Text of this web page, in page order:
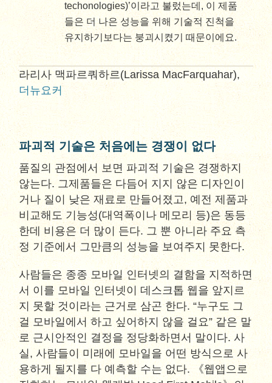
techonologies)’이라고 불렀는데, 이 제품
들은 더 나은 성능을 위해 기술적 진척을
유지하기보다는 붕괴시켰기 때문이에요.
라리사 맥파르쿼하르(Larissa MacFarquahar),
더뉴요커
파괴적 기술은 처음에는 경쟁이 없다
품질의 관점에서 보면 파괴적 기술은 경쟁하지
않는다. 그제품들은 다듬어 지지 않은 디자인이
거나 질이 낮은 재료로 만들어졌고, 예전 제품과
비교해도 기능성(대역폭이나 메모리 등)은 동등
한데 비용은 더 많이 든다. 그 뿐 아니라 주요 측
정 기준에서 그만큼의 성능을 보여주지 못한다.
사람들은 종종 모바일 인터넷의 결함을 지적하면
서 이를 모바일 인터넷이 데스크톱 웹을 앞지르
지 못할 것이라는 근거로 삼곤 한다. “누구도 그
걸 모바일에서 하고 싶어하지 않을 걸요” 같은 말
로 근시안적인 결정을 정당화하면서 말이다. 사
실, 사람들이 미래에 모바일을 어떤 방식으로 사
용하게 될지를 다 예측할 수는 없다. 《웹앱으로